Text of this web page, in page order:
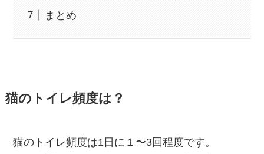
まとめ
猫のトイレ頻度は？
猫のトイレ頻度は1日に１〜3回程度です。